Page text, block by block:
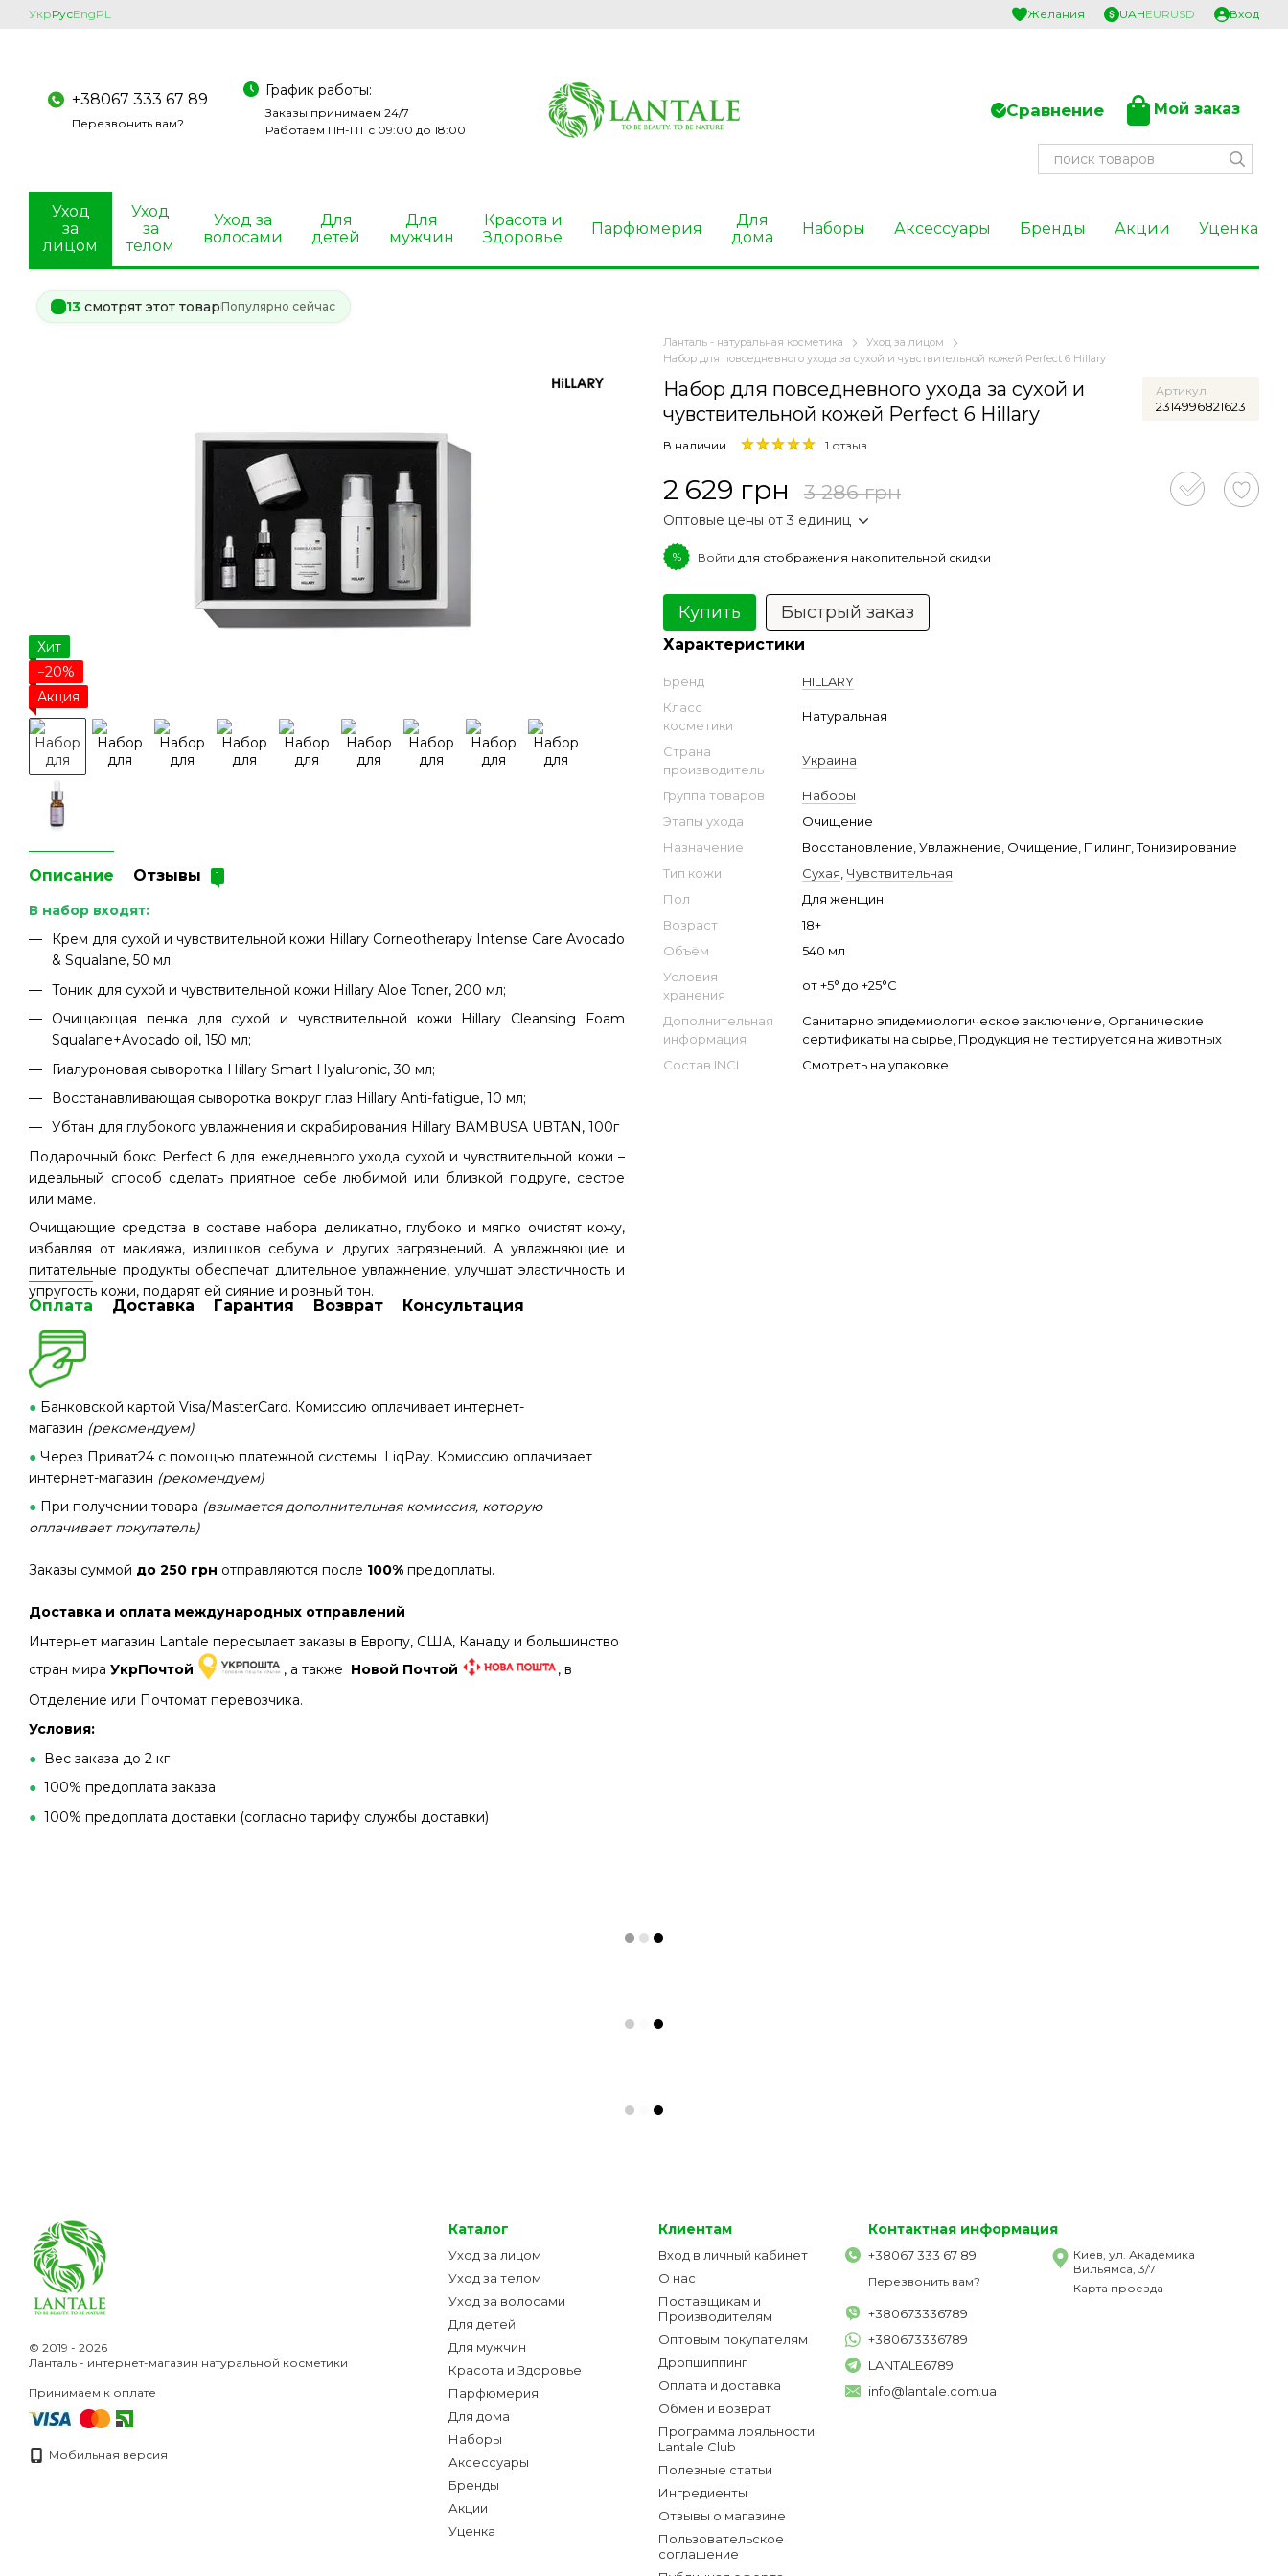
Перейти к основному контенту
УкрРусEngPL Желания UAHEURUSD Вход
+38067 333 67 89
Перезвонить вам?
График работы:
Заказы принимаем 24/7
Работаем ПН-ПТ с 09:00 до 18:00
Сравнение Мой заказ
Уход
за
лицом
Уход
за
телом
Уход за
волосами
Для
детей
Для
мужчин
Красота и
Здоровье
Парфюмерия
Для
дома
Наборы Аксессуары Бренды Акции Уценка
13 смотрят этот товарПопулярно сейчас
Хит
−20%
Акция
Описание Отзывы 1
В набор входят:
Крем для сухой и чувствительной кожи Hillary Corneotherapy Intense Сare Avocado
& Squalane, 50 мл;
Тоник для сухой и чувствительной кожи Hillary Aloe Toner, 200 мл;
Очищающая пенка для сухой и чувствительной кожи Hillary Cleansing Foam
Squalane+Avocado oil, 150 мл;
Гиалуроновая сыворотка Hillary Smart Hyaluronic, 30 мл;
Восстанавливающая сыворотка вокруг глаз Hillary Anti-fatigue, 10 мл;
Убтан для глубокого увлажнения и скрабирования Hillary BAMBUSA UBTAN, 100г
Подарочный бокс Perfect 6 для ежедневного ухода сухой и чувствительной кожи –
идеальный способ сделать приятное себе любимой или близкой подруге, сестре
или маме.
Очищающие средства в составе набора деликатно, глубоко и мягко очистят кожу,
избавляя от макияжа, излишков себума и других загрязнений. А увлажняющие и
питательные продукты обеспечат длительное увлажнение, улучшат эластичность и
упругость кожи, подарят ей сияние и ровный тон.
Оплата Доставка Гарантия Возврат Консультация
● Банковской картой Visa/MasterCard. Комиссию оплачивает интернет-
магазин (рекомендуем)
● Через Приват24 с помощью платежной системы LiqPay. Комиссию оплачивает
интернет-магазин (рекомендуем)
● При получении товара (взымается дополнительная комиссия, которую
оплачивает покупатель)
Заказы суммой до 250 грн отправляются после 100% предоплаты.
Доставка и оплата международных отправлений
Интернет магазин Lantale пересылает заказы в Европу, США, Канаду и большинство
стран мира УкрПочтой , а также Новой Почтой
, в
Отделение или Почтомат перевозчика.
Условия:
● Вес заказа до 2 кг
● 100% предоплата заказа
● 100% предоплата доставки (согласно тарифу службы доставки)
Ланталь - натуральная косметика
Уход за лицом
Набор для повседневного ухода за сухой и чувствительной кожей Perfect 6 Hillary
Набор для повседневного ухода за сухой и
чувствительной кожей Perfect 6 Hillary
Артикул
2314996821623
В наличии 1 отзыв
2 629 грн 3 286 грн
Оптовые цены от 3 единиц
% Войти для отображения накопительной скидки
Купить Быстрый заказ
Характеристики
Бренд
HILLARY
Класс
косметики
Натуральная
Страна
производитель
Украина
Группа товаров
Наборы
Этапы ухода
Очищение
Назначение
Восстановление, Увлажнение, Очищение, Пилинг, Тонизирование
Тип кожи
Сухая Чувствительная
Пол
Для женщин
Возраст
18+
Объём
540 мл
Условия
хранения
от +5° до +25°С
Дополнительная
информация
Санитарно эпидемиологическое заключение, Органические
сертификаты на сырье, Продукция не тестируется на животных
Состав INCI
Смотреть на упаковке
© 2019 - 2026
Ланталь - интернет-магазин натуральной косметики
Принимаем к оплате
Мобильная версия
Каталог
Уход за лицом
Уход за телом
Уход за волосами
Для детей
Для мужчин
Красота и Здоровье
Парфюмерия
Для дома
Наборы
Аксессуары
Бренды
Акции
Уценка
Клиентам
Вход в личный кабинет
О нас
Поставщикам и
Производителям
Оптовым покупателям
Дропшиппинг
Оплата и доставка
Обмен и возврат
Программа лояльности
Lantale Club
Полезные статьи
Ингредиенты
Отзывы о магазине
Пользовательское
соглашение
Контактная информация
+38067 333 67 89
Перезвонить вам?
+380673336789
+380673336789
LANTALE6789
info@lantale.com.ua
Киев, ул. Академика
Вильямса, 3/7
Карта проезда